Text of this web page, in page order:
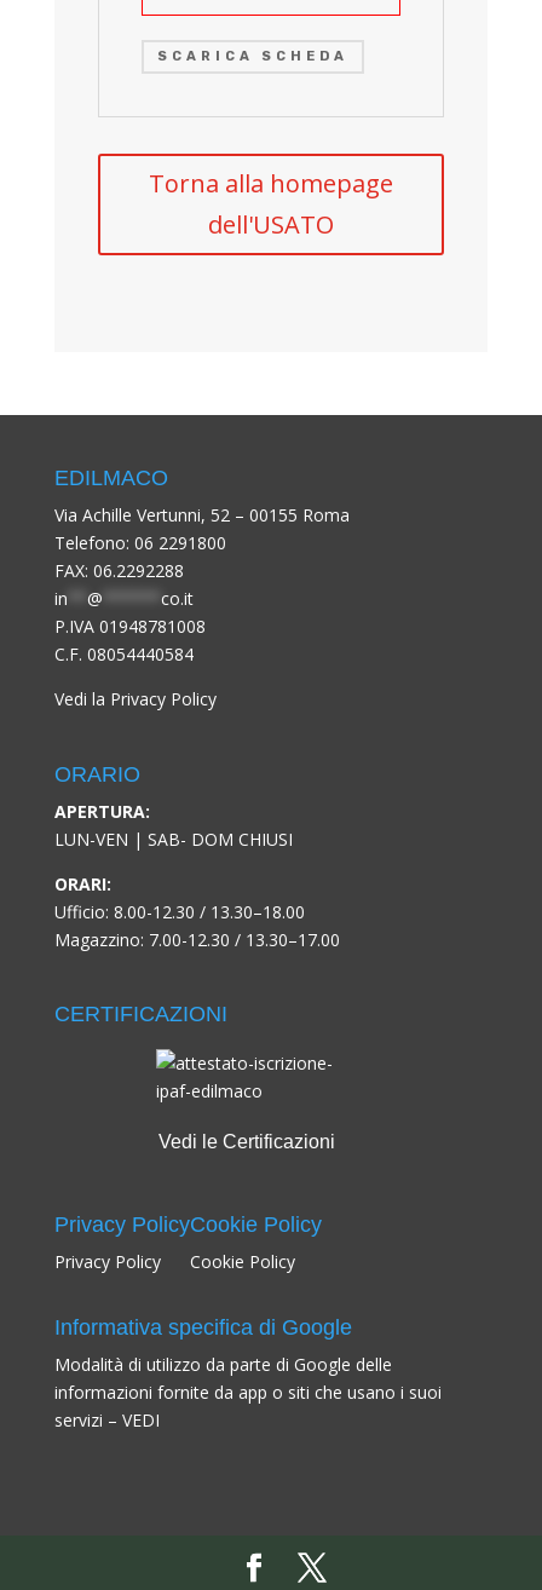
SCARICA SCHEDA
Torna alla homepage
dell'USATO
EDILMACO
Via Achille Vertunni, 52 – 00155 Roma
Telefono: 06 2291800
FAX: 06.2292288
in
@
co.it
P.IVA 01948781008
C.F. 08054440584
Vedi la Privacy Policy
ORARIO
APERTURA:
LUN-VEN | SAB- DOM CHIUSI
ORARI:
Ufficio: 8.00-12.30 / 13.30–18.00
Magazzino: 7.00-12.30 / 13.30–17.00
CERTIFICAZIONI
Vedi le Certificazioni
Privacy Policy
Privacy Policy
Cookie Policy
Cookie Policy
Informativa specifica di Google
Modalità di utilizzo da parte di Google delle
informazioni fornite da app o siti che usano i suoi
servizi – VEDI